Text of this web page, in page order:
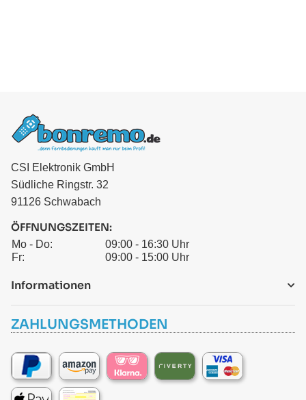
CSI Elektronik GmbH
Südliche Ringstr. 32
91126 Schwabach
ÖFFNUNGSZEITEN:
Mo - Do:
09:00 - 16:30 Uhr
Fr:
09:00 - 15:00 Uhr
Informationen
ZAHLUNGSMETHODEN